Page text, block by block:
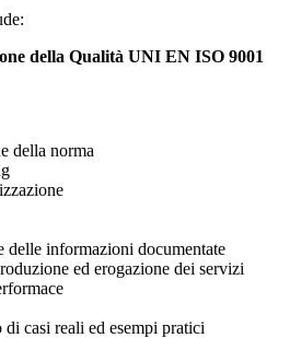
della Qualità UNI EN ISO 9001
della norma
delle informazioni documentate
ed erogazione dei servizi
casi reali ed esempi pratici